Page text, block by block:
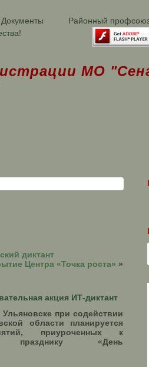
Документы Районный
МО
диктант
Центра «Точка роста» »
акция ИТ-диктант
при содействии
области планируется
приуроченных к
празднику «День